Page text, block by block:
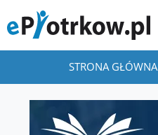
STRONA GŁÓWNA